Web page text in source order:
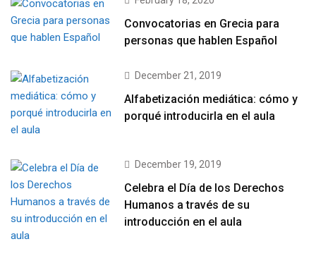
Convocatorias en Grecia para
personas que hablen Español
December 21, 2019
Alfabetización mediática: cómo y
porqué introducirla en el aula
December 19, 2019
Celebra el Día de los Derechos
Humanos a través de su
introducción en el aula